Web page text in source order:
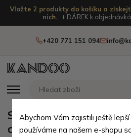
Vložte 2 produkty do košíku a
nich.
+ DÁREK k
+420 771 151 094
Světle šedá pánská
crossbody taška
Abychom Vám zajistili ještě
používáme na našem e-shopu